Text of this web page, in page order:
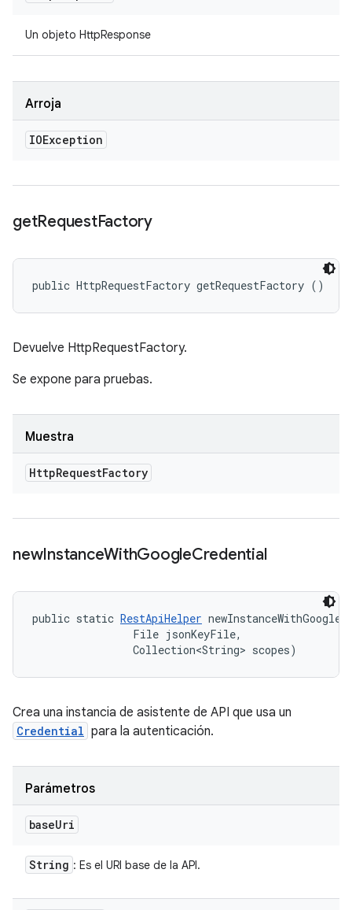
Un objeto HttpResponse
Arroja
IOException
getRequestFactory
public HttpRequestFactory getRequestFactory ()
Devuelve HttpRequestFactory.
Se expone para pruebas.
Muestra
HttpRequestFactory
newInstanceWithGoogleCredential
public static RestApiHelper
                File jsonKeyFile,
                Collection<String> scopes)
Crea una instancia de asistente de API que usa un
Credential para la autenticación.
Parámetros
baseUri
String : Es el URI base de la API.